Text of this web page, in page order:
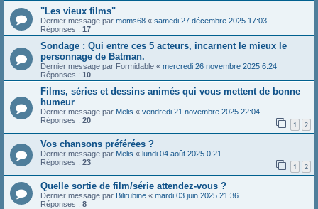
"Les vieux films"
Dernier message par moms68 « samedi 27 décembre 2025 17:03
Réponses : 17
Sondage : Qui entre ces 5 acteurs, incarnent le mieux le
personnage de Batman.
Dernier message par Formidable « mercredi 26 novembre 2025 6:24
Réponses : 10
Films, séries et dessins animés qui vous mettent de bonne
humeur
Dernier message par Melis « vendredi 21 novembre 2025 22:04
Réponses : 20 1 2
Vos chansons préférées ?
Dernier message par Melis « lundi 04 août 2025 0:21
Réponses : 23 1 2
Quelle sortie de film/série attendez-vous ?
Dernier message par Bilirubine « mardi 03 juin 2025 21:36
Réponses : 8